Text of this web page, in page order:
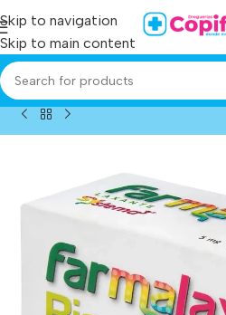
Skip to navigation
Skip to main content
Home / Producto/farmalax